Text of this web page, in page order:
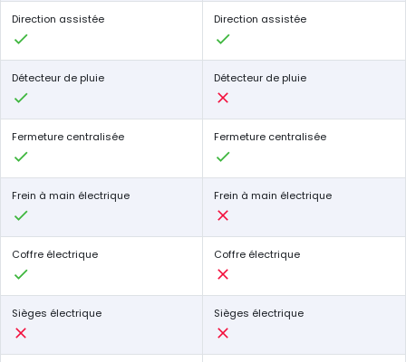
Direction assistée Direction assistée
Détecteur de pluie Détecteur de pluie
Fermeture centralisée Fermeture centralisée
Frein à main électrique Frein à main électrique
Coffre électrique Coffre électrique
Sièges électrique Sièges électrique